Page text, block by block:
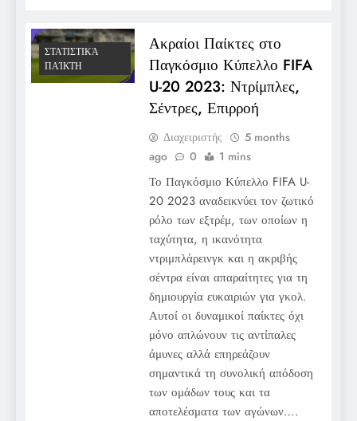
ΣΤΑΤΙΣΤΙΚΆ
ΠΑΊΚΤΗ
Ακραίοι Παίκτες στο
Παγκόσμιο Κύπελλο FIFA
U-20 2023: Ντρίμπλες,
Σέντρες, Επιρροή
Διαχειριστής
5 months
ago
0 1 mins
Το Παγκόσμιο Κύπελλο FIFA U-
20 2023 αναδεικνύει τον ζωτικό
ρόλο των εξτρέμ, των οποίων η
ταχύτητα, η ικανότητα
ντριμπλάρεινγκ και η ακριβής
σέντρα είναι απαραίτητες για τη
δημιουργία ευκαιριών για γκολ.
Αυτοί οι δυναμικοί παίκτες όχι
μόνο απλώνουν τις αντίπαλες
άμυνες αλλά επηρεάζουν
σημαντικά τη συνολική απόδοση
των ομάδων τους και τα
αποτελέσματα των αγώνων….